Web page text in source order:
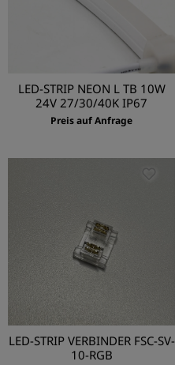
LED-STRIP NEON L TB 10W
24V 27/30/40K IP67
Preis auf Anfrage
LED-STRIP VERBINDER FSC-SV-
10-RGB